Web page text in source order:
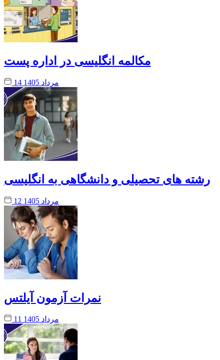
مکالمه انگلیسی در اداره پست
14 مرداد 1405
رشته های تحصیلی و دانشگاهی به انگلیسی
12 مرداد 1405
نمرات آزمون آیلتس
11 مرداد 1405